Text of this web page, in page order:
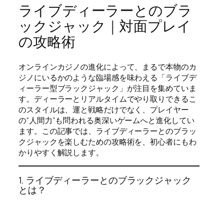
ライブディーラーとのブラ
ックジャック｜対面プレイ
の攻略術
オンラインカジノの進化によって、まるで本物のカ
ジノにいるかのような臨場感を味わえる「ライブデ
ィーラー型ブラックジャック」が注目を集めていま
す。ディーラーとリアルタイムでやり取りできるこ
のスタイルは、運と戦略だけでなく、プレイヤー
の“人間力”も問われる奥深いゲームへと進化してい
ます。この記事では、ライブディーラーとのブラッ
クジャックを楽しむための攻略術を、初心者にもわ
かりやすく解説します。
1. ライブディーラーとのブラックジャック
とは？